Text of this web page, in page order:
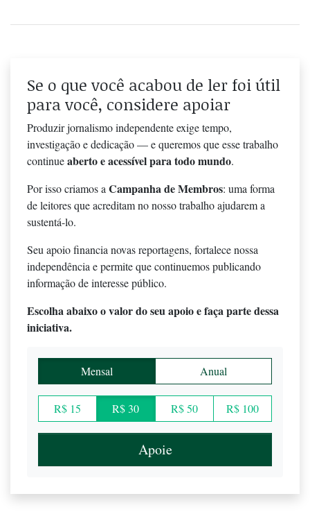
Se o que você acabou de ler foi útil
para você, considere apoiar
Produzir jornalismo independente exige tempo,
investigação e dedicação — e queremos que esse trabalho
continueaberto e acessível para todo mundo.
Por isso criamos aCampanha de Membros: uma forma
de leitores que acreditam no nosso trabalho ajudarem a
sustentá-lo.
Seu apoio financia novas reportagens, fortalece nossa
independência e permite que continuemos publicando
informação de interesse público.
Escolha abaixo o valor do seu apoio e faça parte dessa
iniciativa.
Mensal Anual
R$ 15 R$ 30 R$ 50 R$ 100
Apoie